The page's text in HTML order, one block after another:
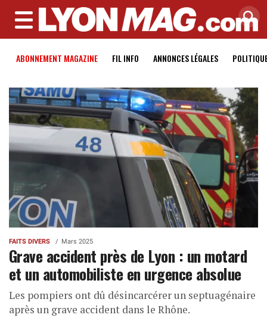
MENU
ABONNEMENT MAGAZINE FIL INFO ANNONCES LÉGALES
FAITS DIVERS Mars 2025
Grave accident près de Lyon : un motard
et un automobiliste en urgence absolue
Les pompiers ont dû désincarcérer un septuagénaire
après un grave accident dans le Rhône.